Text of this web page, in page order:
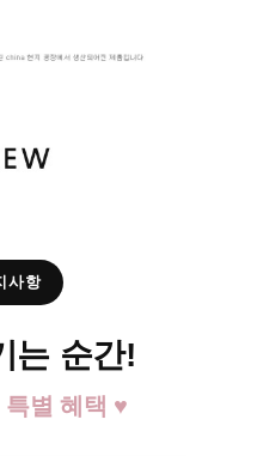
사항
는 순간!
별 혜택 ♥